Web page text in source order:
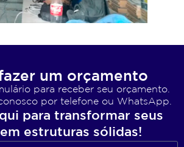
um orçamento
para receber seu orçamento.
por telefone ou WhatsApp.
para transformar seus
estruturas sólidas!